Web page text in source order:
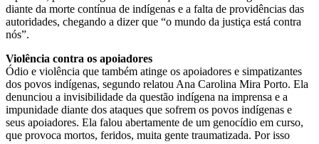
diante da morte contínua de indígenas e a falta de providências das
autoridades, chegando a dizer que “o mundo da justiça está contra
nós”.
Violência contra os apoiadores
Ódio e violência que também atinge os apoiadores e simpatizantes
dos povos indígenas, segundo relatou Ana Carolina Mira Porto. Ela
denunciou a invisibilidade da questão indígena na imprensa e a
impunidade diante dos ataques que sofrem os povos indígenas e
seus apoiadores. Ela falou abertamente de um genocídio em curso,
que provoca mortos, feridos, muita gente traumatizada. Por isso